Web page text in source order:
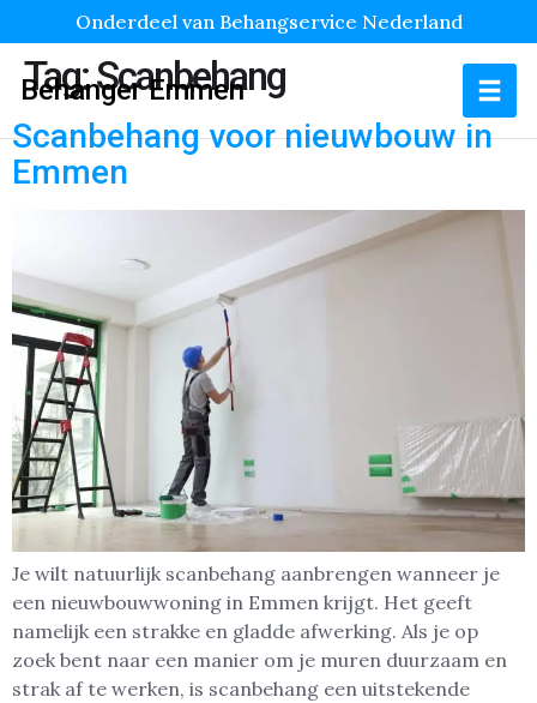
Onderdeel van Behangservice Nederland
Behanger Emmen
Tag:Scanbehang
Scanbehang voor nieuwbouw in
Emmen
Je wilt natuurlijk scanbehang aanbrengen wanneer je
een nieuwbouwwoning in Emmen krijgt. Het geeft
namelijk een strakke en gladde afwerking. Als je op
zoek bent naar een manier om je muren duurzaam en
strak af te werken, is scanbehang een uitstekende